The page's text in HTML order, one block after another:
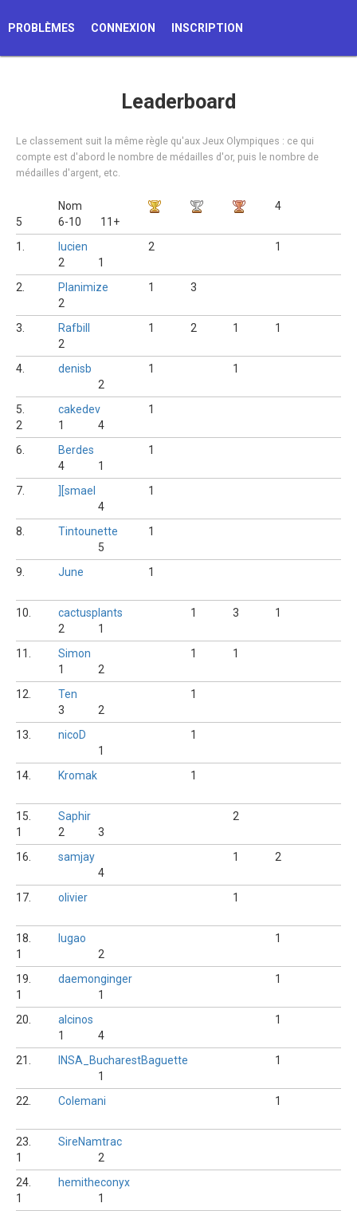
PROBLÈMES CONNEXION INSCRIPTION
Leaderboard
Le classement suit la même règle qu'aux Jeux Olympiques : ce qui
compte est d'abord le nombre de médailles d'or, puis le nombre de
médailles d'argent, etc.
Nom
4
5
6-10
11+
1.
lucien 2
1
2
1
2.
Planimize 1
3
2
3.
Rafbill 1 2 1
1
2
4.
denisb 1
1
2
5.
cakedev
1
2
1
4
6.
Berdes
1
4
1
7.
][smael
1
4
8.
Tintounette
1
5
9.
June 1
10. cactusplants 1 3
1
2
1
11.
Simon 1
1
1
2
12.
Ten
1
3
2
13.
nicoD
1
1
14.
Kromak 1
15. Saphir
2
1
2
3
16.
samjay 1
2
4
17.
olivier 1
18. lugao
1
1
2
19.
daemonginger
1
1
1
20.
alcinos
1
1
4
21.
INSA_BucharestBaguette
1
1
22.
Colemani 1
23.
SireNamtrac
1
2
24.
hemitheconyx
1
1